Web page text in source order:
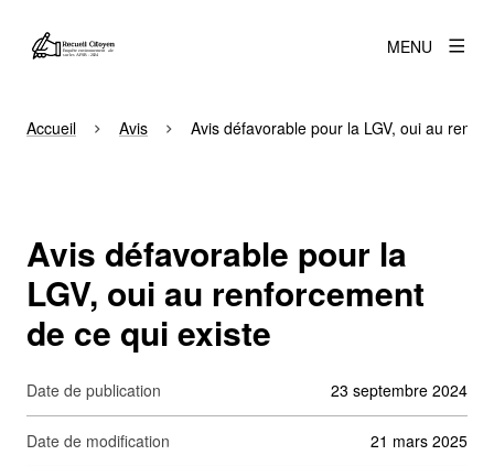
MENU
Accueil Avis Avis défavorable pour la LGV, oui au
Avis défavorable pour la
LGV, oui au renforcement
de ce qui existe
Date de publication 23 septembre 2024
Date de modification 21 mars 2025